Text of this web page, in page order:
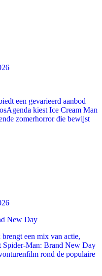
een gevarieerd aanbod
kiest Ice Cream Man
zomerhorror die bewijst
New Day
een mix van actie,
Spider-Man: Brand New Day
rond de populaire